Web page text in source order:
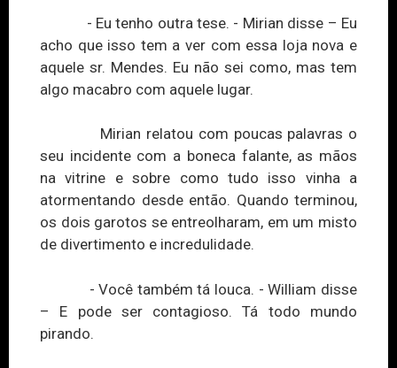
- Eu tenho outra tese. - Mirian disse – Eu
acho que isso tem a ver com essa loja nova e
aquele sr. Mendes. Eu não sei como, mas tem
algo macabro com aquele lugar.
Mirian relatou com poucas palavras o
seu incidente com a boneca falante, as mãos
na vitrine e sobre como tudo isso vinha a
atormentando desde então. Quando terminou,
os dois garotos se entreolharam, em um misto
de divertimento e incredulidade.
- Você também tá louca. - William disse
– E pode ser contagioso. Tá todo mundo
pirando.